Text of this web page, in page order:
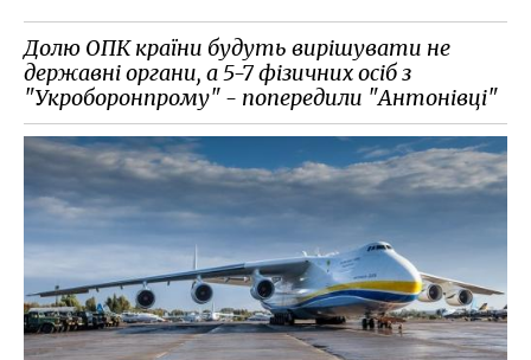
Долю ОПК країни будуть вирішувати не
державні органи, а 5-7 фізичних осіб з
"Укроборонпрому" - попередили "Антонівці"